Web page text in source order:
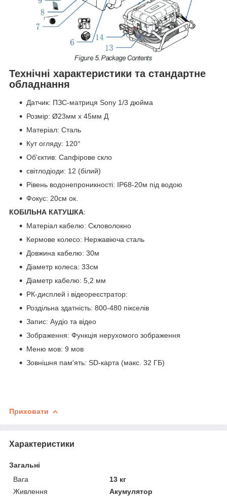
Технічні характеристики та стандартне
обладнання
Датчик: ПЗС-матриця Sony 1/3 дюйма
Розмір: Ø23мм x 45мм Д
Матеріал: Сталь
Кут огляду: 120°
Об'єктив: Сапфірове скло
світлодіоди: 12 (білий)
Рівень водонепроникності: IP68-20м під водою
Фокус: 20см ок.
КОБІЛЬНА КАТУШКА:
Матеріал кабелю: Скловолокно
Кермове колесо: Нержавіюча сталь
Довжина кабелю: 30м
Діаметр колеса: 33см
Діаметр кабелю: 5,2 мм
РК-дисплей і відеореєстратор:
Роздільна здатність: 800-480 пікселів
Запис: Аудіо та відео
Зображення: Функція нерухомого зображення
Меню мов: 9 мов
Зовнішня пам'ять: SD-карта (макс. 32 ГБ)
Приховати
Характеристики
Загальні
Вага
13 кг
Живлення
Акумулятор